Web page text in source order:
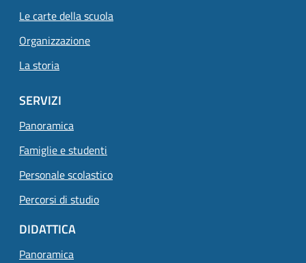
Le carte della scuola
Organizzazione
La storia
SERVIZI
Panoramica
Famiglie e studenti
Personale scolastico
Percorsi di studio
DIDATTICA
Panoramica